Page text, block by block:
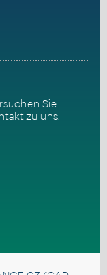
Sie
zu uns.